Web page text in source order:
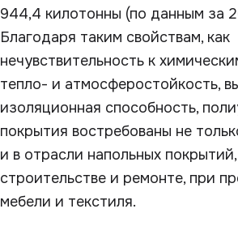
944,4 килотонны (по данным за
Благодаря таким свойствам, как
нечувствительность к
тепло- и атмосферостойкость,
изоляционная способность,
покрытия востребованы не
и в отрасли напольных
строительстве и ремонте, при
мебели и текстиля.